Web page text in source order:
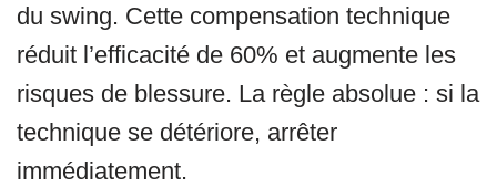
du swing. Cette compensation technique
réduit l’efficacité de 60% et augmente les
risques de blessure. La règle absolue : si la
technique se détériore, arrêter
immédiatement.